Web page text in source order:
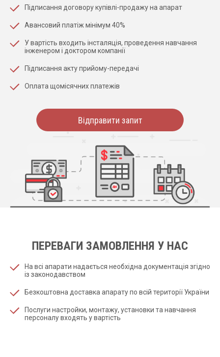
Підписання договору купівлі-продажу на апарат
Авансовий платіж мінімум 40%
У вартість входить інсталяція, проведення навчання
інженером і доктором компанії
Підписання акту прийому-передачі
Оплата щомісячних платежів
Відправити запит
ПЕРЕВАГИ ЗАМОВЛЕННЯ У НАС
На всі апарати надається необхідна документація згідно
із законодавством
Безкоштовна доставка апарату по всій території України
Послуги настройки, монтажу, установки та навчання
персоналу входять у вартість